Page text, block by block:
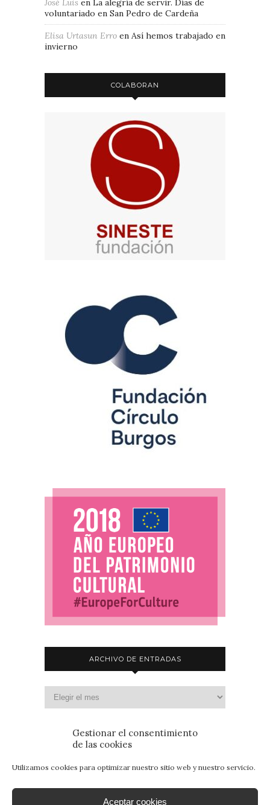
Gestionar el consentimiento
de las cookies
Utilizamos cookies para optimizar nuestro sitio web y nuestro servicio.
Aceptar cookies
José Luis en La alegría de servir. Días de
voluntariado en San Pedro de Cardeña
Elisa Urtasun Erro en Así hemos trabajado en
invierno
COLABORAN
ARCHIVO DE ENTRADAS